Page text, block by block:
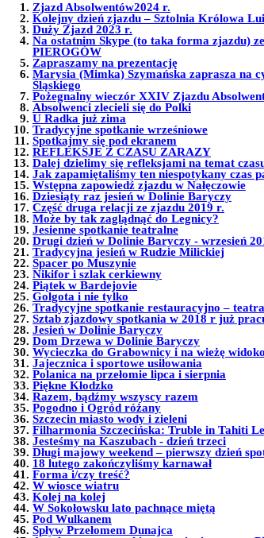
Zjazd Absolwentów2024 r.
Kolejny dzień zjazdu – Sztolnia Królowa
Duży Zjazd 2023 r.
Na ostatnim Skype (to taka forma zjazdu)
PIEROGÓW
Zapraszamy na prezentację
Marysia (Mimka) Szymańska zaprasza na
Śląskiego
Pożegnalny wieczór XXIV Zjazdu
Absolwenci zlecieli się do Polki
U Radka już zima
Tradycyjne spotkanie wrześniowe
Spotkajmy się pod ekranem
REFLEKSJE Z CZASU ZARAZY
Dalej dzielimy się refleksjami na temat
Jak zapamiętaliśmy ten niespotykany czas
Wstępna zapowiedź zjazdu w Nałęczowie
Dziesiąty raz jesień w Dolinie Baryczy
Część druga relacji ze zjazdu 2019 r.
Może by tak zaglądnąć do Legnicy?
Jesienne spotkanie teatralne
Drugi dzień w Dolinie Baryczy - wrzesień
Tradycyjna jesień w Rudzie Milickiej
Spacer po Muszynie
Nikifor i szlak cerkiewny
Piątek w Bardejovie
Golgota i nie tylko
Tradycyjne spotkanie restauracyjno –
Sztab zjazdowy spotkania w 2018 r już
Jesień w Dolinie Baryczy
Dom Drzewa w Dolinie Baryczy
Wycieczka do Grabownicy i na wieżę
Jajecznica i sportowe usiłowania
Polanica na przełomie lipca i sierpnia
Piękne Kłodzko
Razem, bądźmy wszyscy razem
Pogodno i Ogród różany
Szczecin miasto wody i zieleni
Filharmonia Szczecińska: Truble in Tahiti
Jesteśmy na Kaszubach - dzień trzeci
Długi majowy weekend – pierwszy dzień
18 lutego zakończyliśmy karnawał
Forma i/czy treść?
W wiosce wiatru
Kolej na kolej
W Sokołowsku lato pachnące miętą
Pod Wulkanem
Spływ Przełomem Dunajca